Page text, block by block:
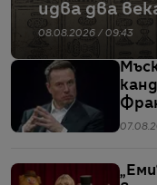
идва два
08.08.2026 / 09:43